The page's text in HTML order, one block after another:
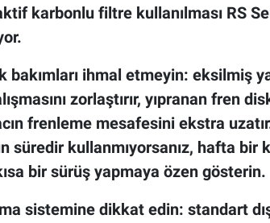
karbonlu filtre kullanılması RS
ihmal etmeyin: eksilmiş
zorlaştırır, yıpranan fren
frenleme mesafesini ekstra
süredir kullanmıyorsanız, hafta bir
bir sürüş yapmaya özen gösterin.
sistemine dikkat edin: standart